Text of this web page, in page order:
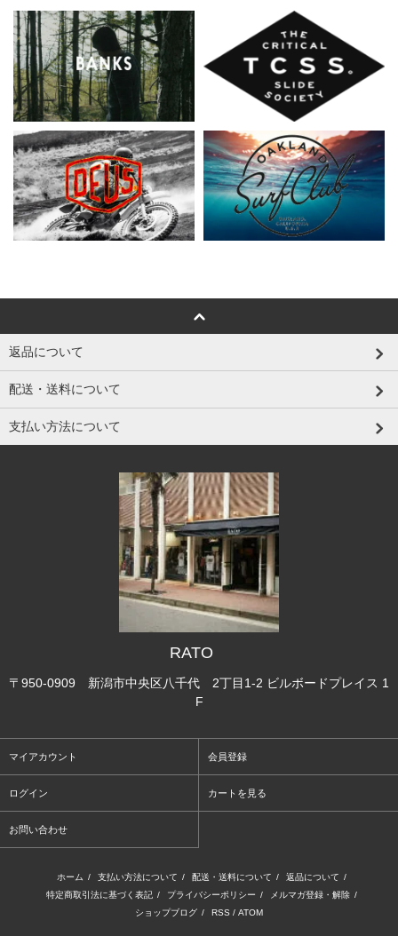
返品について
配送・送料について
支払い方法について
RATO
〒950-0909 新潟市中央区八千代 2丁目1-2 ビルボードプレイス 1
F
マイアカウント 会員登録
ログイン カートを見る
お問い合わせ
ホーム / 支払い方法について / 配送・送料について / 返品について /
特定商取引法に基づく表記 / プライバシーポリシー / メルマガ登録・解除 /
ショップブログ / RSS / ATOM